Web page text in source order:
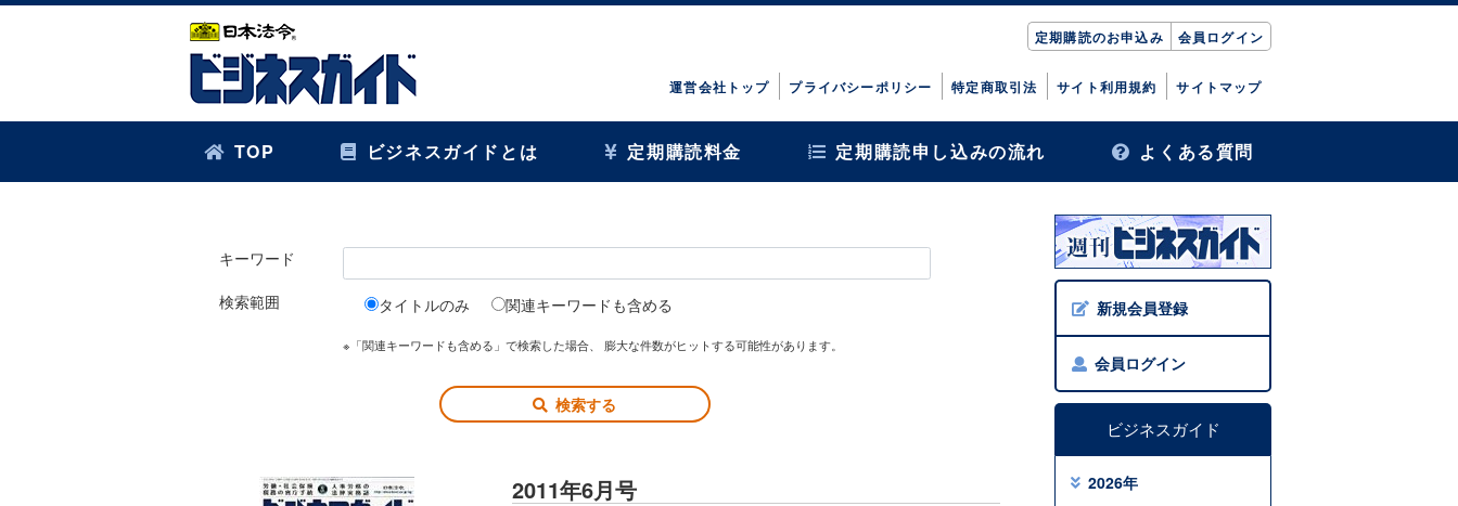
定期購読のお申込み 会員ログイン
運営会社トップ プライバシーポリシー 特定商取引法 サイト利用規約 サイトマップ
TOP ビジネスガイドとは 定期購読料金 定期購読申し込みの流れ よくある質問
キーワード
検索範囲 タイトルのみ 関連キーワードも含める
※「関連キーワードも含める」で検索した場合、 膨大な件数がヒットする可能性があります。
検索する
2011年6月号
新規会員登録
会員ログイン
ビジネスガイド
2026年